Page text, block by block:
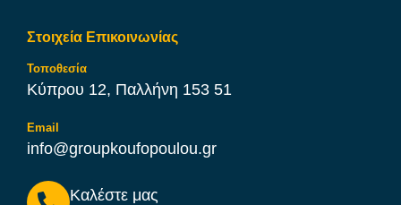
Στοιχεία Επικοινωνίας
Τοποθεσία
Κύπρου 12, Παλλήνη 153 51
Email
info@groupkoufopoulou.gr
Καλέστε μας